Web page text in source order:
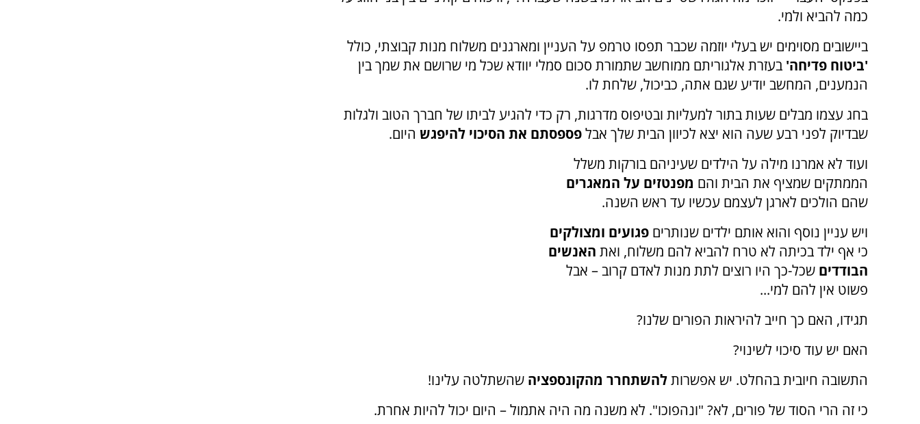
כמה להביא ולמי.
ביישובים מסוימים יש בעלי יוזמה שכבר תפסו טרמפ על העניין ומארגנים משלוח מנות קבוצתי, כולל
'ביטוח פדיחה' בעזרת אלגוריתם ממוחשב שתמורת סכום סמלי יוודא שכל מי שרושם את שמך בין
הנמענים, המחשב יודיע שגם אתה, כביכול, שלחת לו.
בחג עצמו מבלים שעות בתור למעליות ובטיפוס מדרגות, רק כדי להגיע לביתו של חברך הטוב ולגלות
שבדיוק לפני רבע שעה הוא יצא לכיוון הבית שלך אבלפספסתם את הסיכוי להיפגש היום.
ועוד לא אמרנו מילה על הילדים שעיניהם בורקות משלל
הממתקים שמציף את הבית והם מפנטזים על המאגרים
שהם הולכים לארגן לעצמם עכשיו עד ראש השנה.
ויש עניין נוסף והוא אותם ילדים שנותרים פגועים ומצולקים
כי אף ילד בכיתה לא טרח להביא להם משלוח, ואת האנשים
הבודדים שכל-כך היו רוצים לתת מנות לאדם קרוב – אבל
פשוט אין להם למי...
תגידו, האם כך חייב להיראות הפורים שלנו?
האם יש עוד סיכוי לשינוי?
התשובה חיובית בהחלט. יש אפשרותלהשתחרר מהקונספציה שהשתלטה עלינו!
כי זה הרי הסוד של פורים, לא? "ונהפוכו". לא משנה מה היה אתמול – היום יכול להיות אחרת.